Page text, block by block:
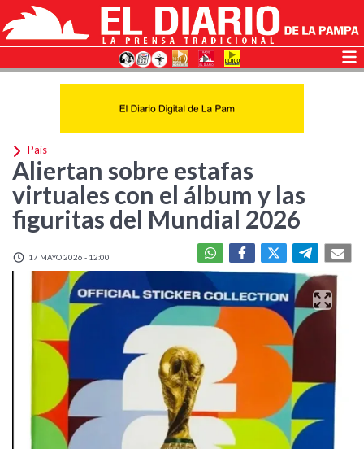
País
Aliertan sobre estafas
virtuales con el álbum y las
figuritas del Mundial 2026
17 MAYO 2026 - 12:00